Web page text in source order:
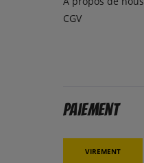
CGV
Paiement
Virement